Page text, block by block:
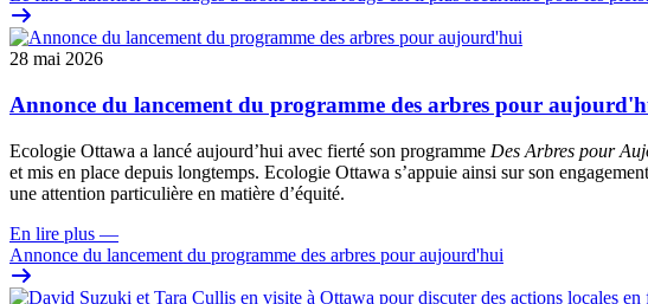
28 mai 2026
Annonce du lancement du programme des arbres pour
Ecologie Ottawa a lancé aujourd’hui avec fierté son programme Des Arbres pour
et mis en place depuis longtemps. Ecologie Ottawa s’appuie ainsi sur son
une attention particulière en matière d’équité.
En lire plus —
Annonce du lancement du programme des arbres pour aujourd'hui